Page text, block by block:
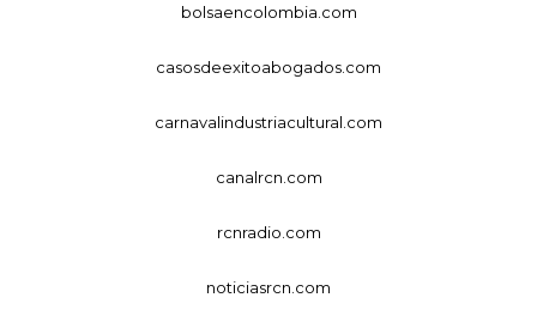
bolsaencolombia.com
casosdeexitoabogados.com
carnavalindustriacultural.com
canalrcn.com
rcnradio.com
noticiasrcn.com